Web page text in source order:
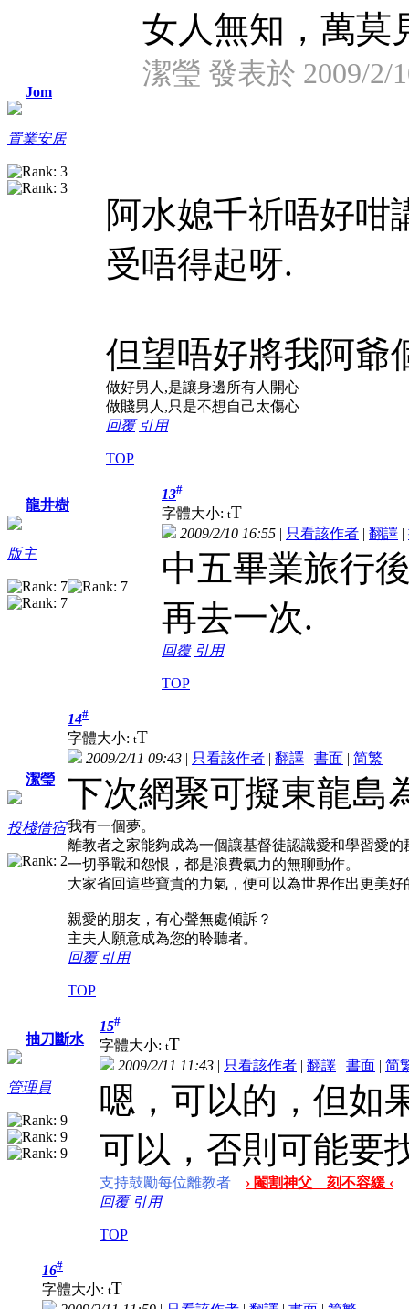
Jom
置業安居
女人無知，萬莫
潔瑩 發表於 2009/2/
阿水媳千祈唔好咁
受唔得起呀.
但望唔好將我阿爺
做好男人,是讓身邊所有人開心
做賤男人,只是不想自己太傷心
回覆 引用
TOP
龍井樹
版主
13#
字體大小: tT
2009/2/10 16:55 | 只看該作者 | 翻譯 |
中五畢業旅行
再去一次.
回覆 引用
TOP
潔瑩
投棧借宿
14#
字體大小: tT
2009/2/11 09:43 | 只看該作者 | 翻譯 | 書面 | 简繁
下次網聚可擬東龍島
我有一個夢。
離教者之家能夠成為一個讓基督徒認識愛和學習愛
一切爭戰和怨恨，都是浪費氣力的無聊動作。
大家省回這些寶貴的力氣，便可以為世界作出更美好
親愛的朋友，有心聲無處傾訴？
主夫人願意成為您的聆聽者。
回覆 引用
TOP
抽刀斷水
管理員
15#
字體大小: tT
2009/2/11 11:43 | 只看該作者 | 翻譯 | 書面 | 简
嗯，可以的，但如
可以，否則可能要
支持鼓勵每位離教者
› 閹割神父 刻不容緩 ‹
回覆 引用
TOP
16#
字體大小: tT